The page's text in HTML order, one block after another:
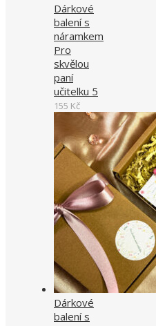
Dárkové
balení s
náramkem
Pro
skvělou
paní
učitelku 5
155 Kč
Dárkové
balení s